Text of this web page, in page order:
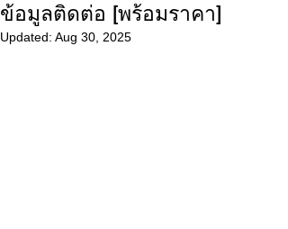
ข้อมูลติดต่อ [พร้อมราคา]
Updated: Aug 30, 2025